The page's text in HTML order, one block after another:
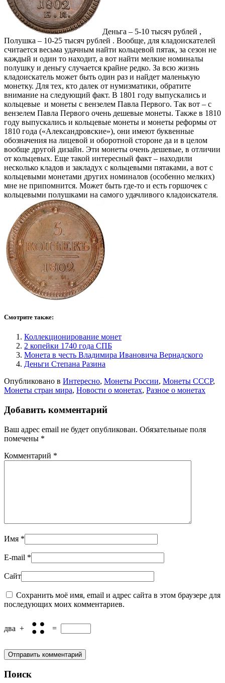
Деньга – 5-10 тысяч рублей ,
Полушка – 10-25 тысяч рублей . Вообще, для кладоискателей
считается весьма удачным найти кольцевой пятак, за сезон не
каждый и один то находит, а вот найти мелкие номиналы
полушку и деньгу случается крайне редко. За всю жизнь
кладоискатель может быть один раз и найдет маленькую
монетку. Для тех, кто далек от нумизматики, обратите
внимание на следующий факт. В 1801 году выпускались и
кольцевые и монеты с вензелем Павла Первого. Так вот – с
вензелем Павла Первого очень дешевые монеты. Также в 1810
году выпускались и кольцевые монеты и монеты реформы от
1810 года («Александровские»), они имеют буквенные
обозначения на лицевой и оборотной стороне да и в целом
вообще другой дизайн. Эти монеты очень дешевые, в отличии
от кольцевых. Еще такой интересный факт – находили
несколько кладов и закладух с кольцевыми пятаками, а вот с
кольцевыми монетами других номиналов (особенно мелких)
мне не припомнится. Может быть где-то и есть горшочек с
кольцевыми полушками на самого удачливого кладоискателя.
Смотрите также:
Коллекционирование монет
2 копейки 1740 года СПБ
Монета в честь Владимира Ивановича Вернадского
Деньги Степана Разина
Опубликовано в Интересно, Монеты России, Монеты СССР,
Монеты стран мира, Новости о монетах, Разное о монетах
Добавить комментарий
Ваш адрес email не будет опубликован. Обязательные поля
помечены *
Комментарий *
Имя *
E-mail *
Сайт
Сохранить моё имя, email и адрес сайта в этом браузере для
последующих моих комментариев.
два + =
Поиск